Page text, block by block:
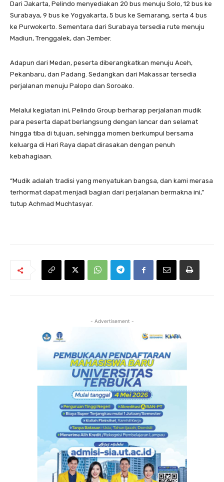
Dari Jakarta, Pelindo menyediakan 20 bus menuju Solo, 12 bus ke
Surabaya, 9 bus ke Yogyakarta, 5 bus ke Semarang, serta 4 bus
ke Purwokerto. Sementara dari Surabaya tersedia rute menuju
Madiun, Trenggalek, dan Jember.
Adapun dari Medan, peserta diberangkatkan menuju Aceh,
Pekanbaru, dan Padang. Sedangkan dari Makassar tersedia
perjalanan menuju Palopo dan Soroako.
Melalui kegiatan ini, Pelindo Group berharap perjalanan mudik
para peserta dapat berlangsung dengan lancar dan selamat
hingga tiba di tujuan, sehingga momen berkumpul bersama
keluarga di Hari Raya dapat dirasakan dengan penuh
kebahagiaan.
“Mudik adalah tradisi yang menyatukan bangsa, dan kami merasa
terhormat dapat menjadi bagian dari perjalanan bermakna ini,”
tutup Achmad Muchtasyar.
- Advertisement -